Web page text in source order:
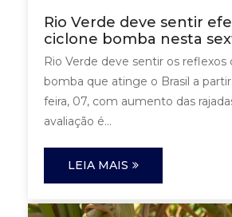
Rio Verde deve sentir
ciclone bomba nesta
Rio Verde deve sentir os reflexos
bomba que atinge o Brasil a
feira, 07, com aumento das
avaliação é...
LEIA MAIS